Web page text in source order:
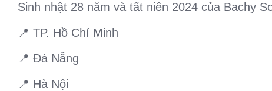
Sinh nhật 28 năm và tất niên 2024 của Bachy
📍 TP. Hồ Chí Minh
📍 Đà Nẵng
📍 Hà Nội